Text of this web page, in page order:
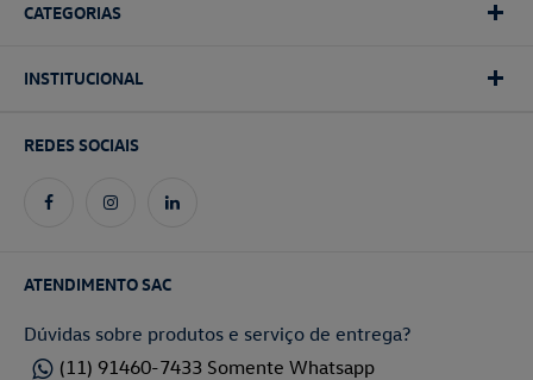
CATEGORIAS
INSTITUCIONAL
REDES SOCIAIS
ATENDIMENTO SAC
Dúvidas sobre produtos e serviço de entrega?
(11) 91460-7433 Somente Whatsapp